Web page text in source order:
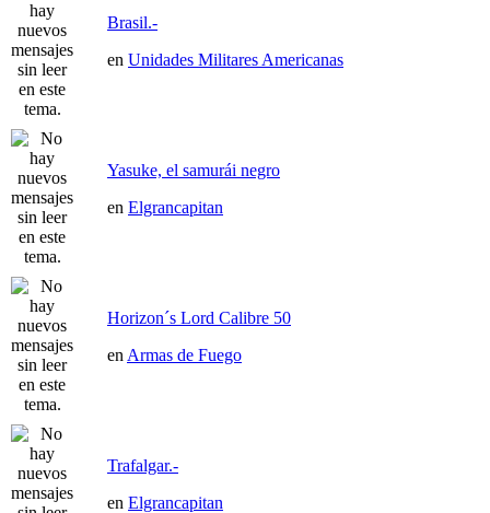
Brasil.-
en Unidades Militares Americanas
Yasuke, el samurái negro
en Elgrancapitan
Horizon´s Lord Calibre 50
en Armas de Fuego
Trafalgar.-
en Elgrancapitan